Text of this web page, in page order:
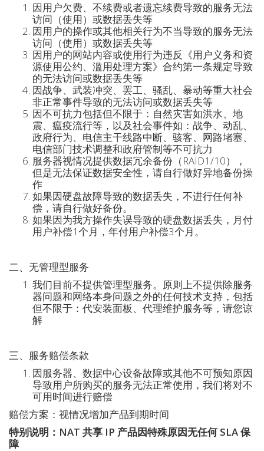
因用户欠费、不续费或者遗忘续费导致的服务无法
访问（使用）或数据丢失等
因用户的操作或其他相关行为不当导致的服务无法
访问（使用）或数据丢失等
因用户的网站内容或使用行为违反《用户义务和资
源使用公约、滥用处理方案》合约第一条规定导致
的无法访问或数据丢失等
因战争、武装冲突、罢工、骚乱、暴动等重大社会
非正常事件导致的无法访问或数据丢失等
因不可抗力包括但不限于：自然灾害如洪水、地
震、瘟疫流行等，以及社会事件如：战争、动乱、
政府行为、电信主干线路中断、骇客、网路堵塞、
电信部门技术调整和政府管制等不可抗力
服务器视情况提供数据冗余备份（RAID1/10），
但是无法保证数据安全性，请自行做好异地备份操
作
如果因硬盘故障导致的数据丢失，不进行任何补
偿，请自行做好备份。
如果因为我方操作失误导致的硬盘数据丢失，月付
用户补偿1个月，年付用户补偿3个月。
二、无管理型服务
我们目前不提供管理型服务。原则上不提供除服务
器问题和网络本身问题之外的任何技术支持，包括
但不限于：代安装面板、代理维护服务等，请您谅
解
三、服务赔偿条款
因服务器、数据中心设备故障或其他不可预知原因
导致用户所购买的服务无法正常使用，我们将对不
可用时间进行赔偿
赔偿方案：视情况增加产品到期时间
特别说明：NAT 共享 IP 产品因特殊原因无任何 SLA 保
障